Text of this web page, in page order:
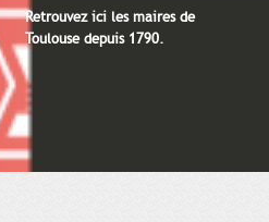
Retrouvez ici les maires de
Toulouse depuis 1790.